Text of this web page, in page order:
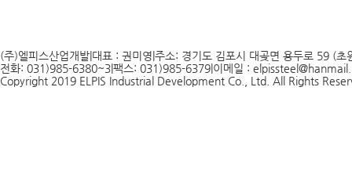
(주)엘피스산업개발 대표 : 권미영 주소: 경기도 김포시 대곶면 용두로 59 (초
전화: 031)985-6380~3팩스: 031)985-6379 이메일 :
Copyright 2019 ELPIS Industrial Development Co., Ltd. All Rights